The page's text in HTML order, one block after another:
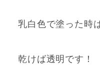
乳白色で塗った時
乾けば透明です！